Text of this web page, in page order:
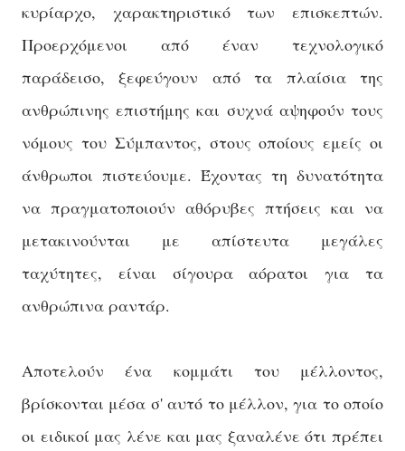
κυρίαρχο, χαρακτηριστικό των επισκεπτών.
Προερχόμενοι από έναν τεχνολογικό
παράδεισο, ξεφεύγουν από τα πλαίσια της
ανθρώπινης επιστήμης και συχνά αψηφούν τους
νόμους του Σύμπαντος, στους οποίους εμείς οι
άνθρωποι πιστεύουμε. Έχοντας τη δυνατότητα
να πραγματοποιούν αθόρυβες πτήσεις και να
μετακινούνται με απίστευτα μεγάλες
ταχύτητες, είναι σίγουρα αόρατοι για τα
ανθρώπινα ραντάρ.
Αποτελούν ένα κομμάτι του μέλλοντος,
βρίσκονται μέσα σ' αυτό το μέλλον, για το οποίο
οι ειδικοί μας λένε και μας ξαναλένε ότι πρέπει